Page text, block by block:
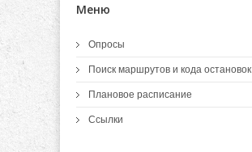
Меню
Опросы
Поиск маршрутов и кода остановок
Плановое расписание
Ссылки